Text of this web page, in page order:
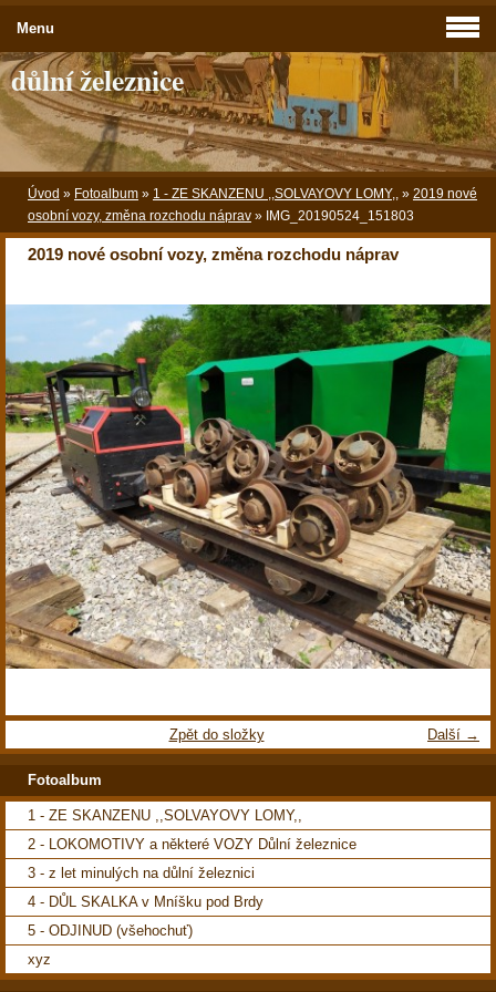
důlní železnice
Úvod » Fotoalbum » 1 - ZE SKANZENU ,,SOLVAYOVY LOMY,, » 2019 nové
osobní vozy, změna rozchodu náprav » IMG_20190524_151803
2019 nové osobní vozy, změna rozchodu náprav
Další →
Zpět do složky
Menu
Fotoalbum
1 - ZE SKANZENU ,,SOLVAYOVY LOMY,,
2 - LOKOMOTIVY a některé VOZY Důlní železnice
3 - z let minulých na důlní železnici
4 - DŮL SKALKA v Mníšku pod Brdy
5 - ODJINUD (všehochuť)
xyz